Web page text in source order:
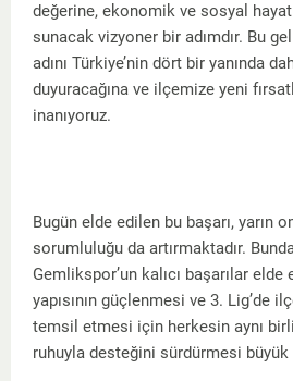
değerine, ekonomik ve sosyal
sunacak vizyoner bir adımdır. Bu
adını Türkiye’nin dört bir yanında
duyuracağına ve ilçemize yeni
inanıyoruz.
Bugün elde edilen bu başarı, yarın
sorumluluğu da artırmaktadır.
Gemlikspor’un kalıcı başarılar
yapısının güçlenmesi ve 3. Lig’de
temsil etmesi için herkesin aynı
ruhuyla desteğini sürdürmesi büyük